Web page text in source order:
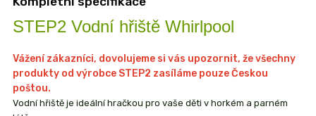
STEP2 Vodní hřiště Whirlpool
Vážení zákazníci, dovolujeme si vás upozornit, že všechny
produkty od výrobce STEP2 zasíláme pouze Českou
poštou.
Vodní hřiště je ideální hračkou pro vaše děti v horkém a parném